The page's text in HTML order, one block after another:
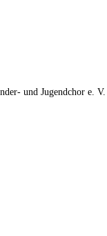
und Jugendchor e. V.